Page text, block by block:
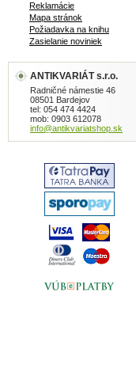
Reklamácie
Mapa stránok
Požiadavka na knihu
Zasielanie noviniek
ANTIKVARIÁT s.r.o.
Radničné námestie 46
08501 Bardejov
tel: 054 474 4424
mob: 0903 612078
info@antikvariatshop.sk